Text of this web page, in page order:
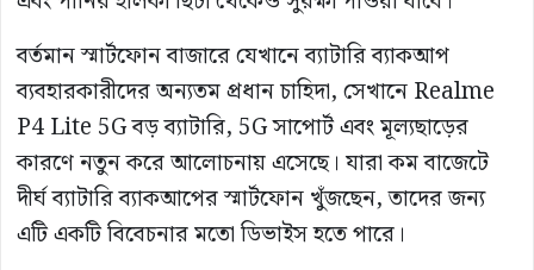
বর্তমান স্মার্টফোন বাজারে যেখানে ব্যাটারি ব্যাকআপ
ব্যবহারকারীদের অন্যতম প্রধান চাহিদা, সেখানে Realme
P4 Lite 5G বড় ব্যাটারি, 5G সাপোর্ট এবং মূল্যছাড়ের
কারণে নতুন করে আলোচনায় এসেছে। যারা কম বাজেটে
দীর্ঘ ব্যাটারি ব্যাকআপের স্মার্টফোন খুঁজছেন, তাদের জন্য
এটি একটি বিবেচনার মতো ডিভাইস হতে পারে।